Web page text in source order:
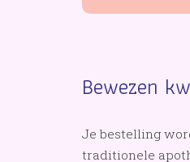
Bewezen
Je bestelling
traditionele